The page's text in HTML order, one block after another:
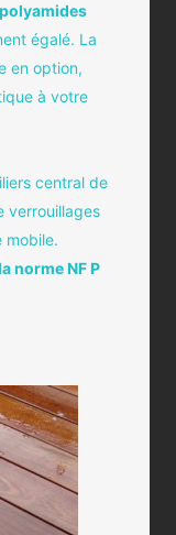
égalé. La
en option,
à votre
central de
verrouillages
mobile.
norme NF P